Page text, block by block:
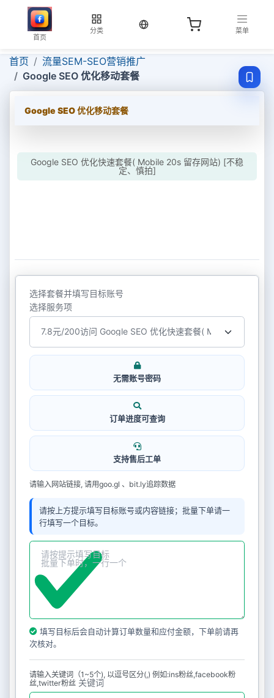
首页
分类
当前语言：中文
菜单
首页
流量SEM-SEO营销推广
Google SEO 优化移动套餐
Google SEO 优化移动套餐
Google SEO 优化快速套餐( Mobile 20s 留存网站) [不稳
定、慎拍]
选择套餐并填写目标账号
选择服务项
无需账号密码
订单进度可查询
支持售后工单
请输入网站链接, 请用goo.gl 、bit.ly追踪数据
请按上方提示填写目标账号或内容链接；批量下单请一
行填写一个目标。
填写目标后会自动计算订单数量和应付金额，下单前请再
次核对。
请输入关键词（1~5个), 以逗号区分(,) 例如:ins粉丝,facebook粉
丝,twitter粉丝 关键词